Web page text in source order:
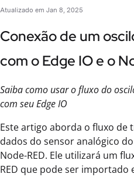
Atualizado em Jan 8, 2025
Conexão de um
com o Edge IO e o
Saiba como usar o fluxo do
com seu Edge IO
Este artigo aborda o fluxo de
dados do sensor analógico
Node-RED. Ele utilizará um
RED que pode ser importado